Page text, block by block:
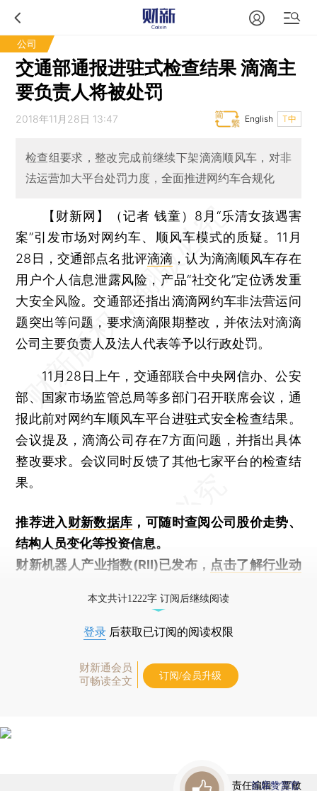
公司
交通部通报进驻式检查结果 滴滴主
要负责人将被处罚
2018年11月28日 13:47 T中
English
检查组要求，整改完成前继续下架滴滴顺风车，对非
法运营加大平台处罚力度，全面推进网约车合规化
【财新网】（记者 钱童） 8月“乐清女孩遇害
案”引发市场对网约车、顺风车模式的质疑。11月
28日，交通部点名批评滴滴 ，认为滴滴顺风车存在
用户个人信息泄露风险，产品“社交化”定位诱发重
大安全风险。交通部还指出滴滴网约车非法营运问
题突出等问题，要求滴滴限期整改，并依法对滴滴
公司主要负责人及法人代表等予以行政处罚。
11月28日上午，交通部联合中央网信办、公安
部、国家市场监管总局等多部门召开联席会议，通
报此前对网约车顺风车平台进驻式安全检查结果。
会议提及，滴滴公司存在7方面问题，并指出具体
整改要求。会议同时反馈了其他七家平台的检查结
果。
推荐进入财新数据库 ，可随时查阅公司股价走势、
结构人员变化等投资信息。
财新机器人产业指数(RII)已发布， 点击了解行业动
本文共计1222字 订阅后继续阅读
登录 后获取已订阅的阅读权限
财新通会员
可畅读全文
订阅/会员升级
责任编辑：覃敏
首席赞赏官